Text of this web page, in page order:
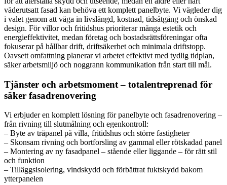
väderutsatt fasad kan behöva ett komplett panelbyte. Vi vägleder dig
i valet genom att väga in livslängd, kostnad, tidsåtgång och önskad
design. För villor och fritidshus prioriterar många estetik och
energieffektivitet, medan företag och bostadsrättsföreningar ofta
fokuserar på hållbar drift, driftsäkerhet och minimala driftstopp.
Oavsett omfattning planerar vi arbetet effektivt med tydlig tidplan,
säker arbetsmiljö och noggrann kommunikation från start till mål.
Tjänster och arbetsmoment – totalentreprenad för
säker fasadrenovering
Vi erbjuder en komplett lösning för panelbyte och fasadrenovering –
från rivning till slutmålning och egenkontroll:
– Byte av träpanel på villa, fritidshus och större fastigheter
– Skonsam rivning och bortforsling av gammal eller rötskadad panel
– Montering av ny fasadpanel – stående eller liggande – för rätt stil
och funktion
– Tilläggsisolering, vindskydd och förbättrat fuktskydd bakom
ytterpanelen